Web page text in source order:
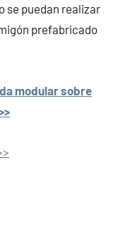
se puedan realizar
prefabricado
modular sobre